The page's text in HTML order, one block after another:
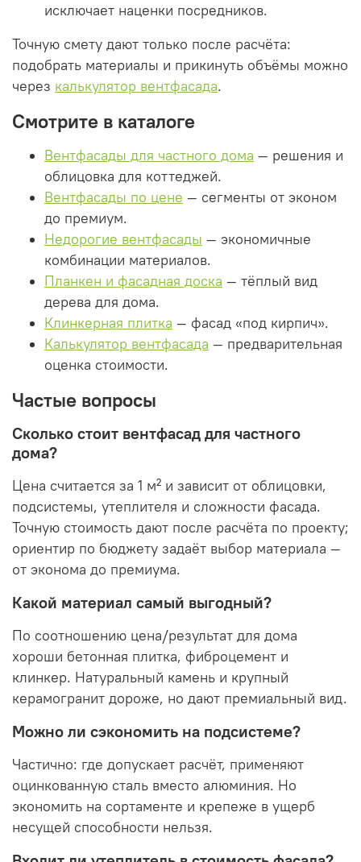
исключает наценки посредников.
Точную смету дают только после расчёта:
подобрать материалы и прикинуть объёмы можно
через калькулятор вентфасада.
Смотрите в каталоге
Вентфасады для частного дома — решения и
облицовка для коттеджей.
Вентфасады по цене — сегменты от эконом
до премиум.
Недорогие вентфасады — экономичные
комбинации материалов.
Планкен и фасадная доска — тёплый вид
дерева для дома.
Клинкерная плитка — фасад «под кирпич».
Калькулятор вентфасада — предварительная
оценка стоимости.
Частые вопросы
Сколько стоит вентфасад для частного
дома?
Цена считается за 1 м² и зависит от облицовки,
подсистемы, утеплителя и сложности фасада.
Точную стоимость дают после расчёта по проекту;
ориентир по бюджету задаёт выбор материала —
от эконома до премиума.
Какой материал самый выгодный?
По соотношению цена/результат для дома
хороши бетонная плитка, фиброцемент и
клинкер. Натуральный камень и крупный
керамогранит дороже, но дают премиальный вид.
Можно ли сэкономить на подсистеме?
Частично: где допускает расчёт, применяют
оцинкованную сталь вместо алюминия. Но
экономить на сортаменте и крепеже в ущерб
несущей способности нельзя.